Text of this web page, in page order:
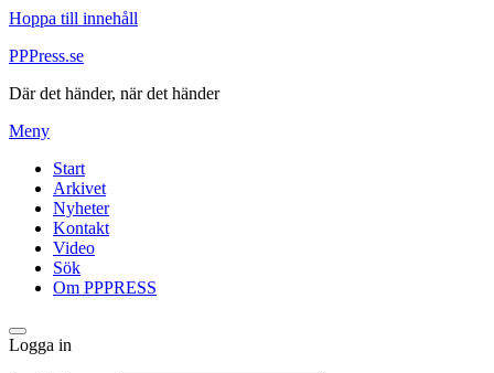
Hoppa till innehåll
PPPress.se
Där det händer, när det händer
Meny
Start
Arkivet
Nyheter
Kontakt
Video
Sök
Om PPPRESS
Logga in